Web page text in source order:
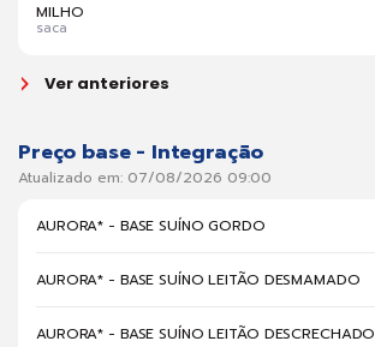
MILHO
saca
Ver anteriores
Preço base - Integração
Atualizado em: 07/08/2026 09:00
AURORA* - BASE SUÍNO GORDO
AURORA* - BASE SUÍNO LEITÃO DESMAMADO
AURORA* - BASE SUÍNO LEITÃO DESCRECHADO